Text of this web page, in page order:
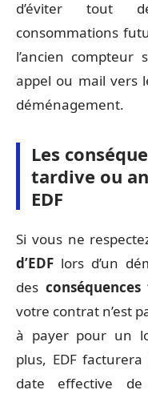
d’éviter tout
consommations
l’ancien compteur
appel ou mail vers
déménagement.
Les
tardive ou
EDF
Si vous ne
d’EDF lors d’un
des
votre contrat n’est
à payer pour un
plus, EDF
date effective